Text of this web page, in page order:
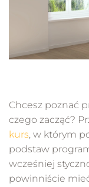
Chcesz poznać
czego zacząć?
kurs, w którym
podstaw
wcześniej
powinniście